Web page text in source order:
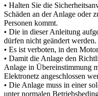
• Halten Sie die
Schäden an der Anlage oder
Personen kommt.
• Die in dieser Anleitung
dürfen nicht geändert werden.
• Es ist verboten, in den
• Damit die Anlage den
Anlage in Übereinstimmung
Elektronetz angeschlossen
• Die Anlage muss in einer
unter normalen